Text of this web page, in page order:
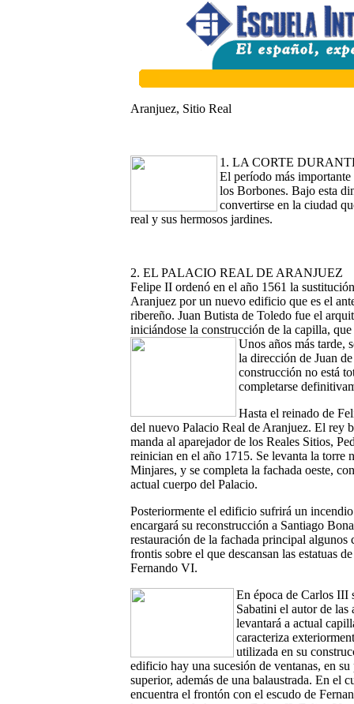
Aranjuez, Sitio Real
1. LA CORTE
El período más
los Borbones. Bajo esta
convertirse en la ciudad
real y sus hermosos jardines.
2. EL PALACIO REAL DE ARANJUEZ
Felipe II ordenó en el año 1561 la
Aranjuez por un nuevo edificio que es el
ribereño. Juan Butista de Toledo fue el
iniciándose la construcción de la capilla,
Unos años más tarde,
la dirección de Juan
construcción no está
completarse
Hasta el reinado de
del nuevo Palacio Real de Aranjuez. El rey
manda al aparejador de los Reales Sitios,
reinician en el año 1715. Se levanta la torre
Minjares, y se completa la fachada oeste,
actual cuerpo del Palacio.
Posteriormente el edificio sufrirá un
encargará su reconstrucción a Santiago
restauración de la fachada principal algunos
frontis sobre el que descansan las estatuas
Fernando VI.
En época de Carlos III
Sabatini el autor de las
levantará a actual
caracteriza
utilizada en su
edificio hay una sucesión de ventanas, en
superior, además de una balaustrada. En el
encuentra el frontón con el escudo de